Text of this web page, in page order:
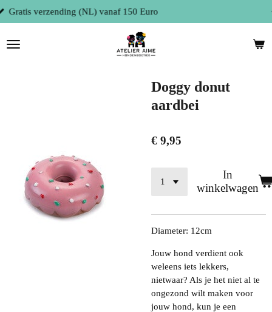
Ga
direct
naar
de
Fysieke winkel te 9300 Aalst (België)
Doggy donut
aardbei
€ 9,95
In
winkelwagen
Diameter: 12cm
Jouw hond verdient ook
weleens iets lekkers,
nietwaar? Als je het niet al te
ongezond wilt maken voor
jouw hond, kun je een